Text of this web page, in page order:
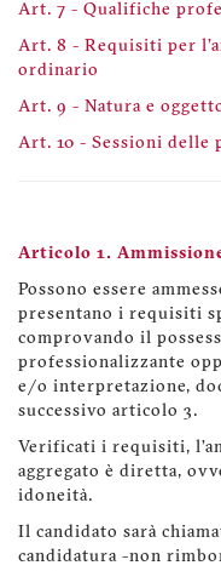
Art. 7 - Qualifiche
Art. 8 - Requisiti per
ordinario
Art. 9 - Natura e
Art. 10 - Sessioni delle
Articolo 1.
Possono essere
presentano i requisiti
comprovando il
professionalizzante
e/o interpretazione,
successivo articolo 3.
Verificati i requisiti,
aggregato è diretta,
idoneità.
Il candidato sarà
candidatura -non